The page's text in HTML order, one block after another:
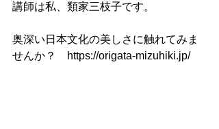
講師は私、類家三枝子です。
奥深い日本文化の美しさに触れてみま
せんか？　https://origata-mizuhiki.jp/